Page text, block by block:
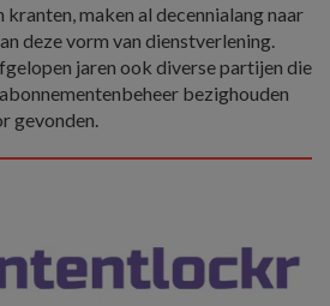
maken al decennialang naar
deze vorm van dienstverlening.
jaren ook diverse partijen die
bezighouden
gevonden.